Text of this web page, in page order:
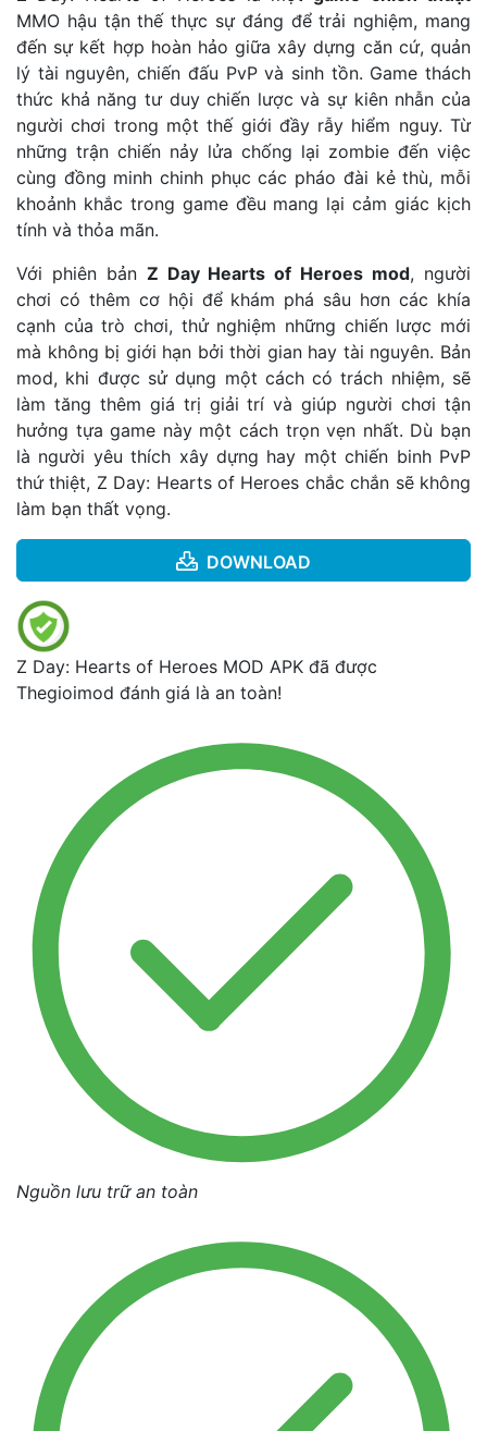
MMO hậu tận thế thực sự đáng để trải nghiệm, mang
đến sự kết hợp hoàn hảo giữa xây dựng căn cứ, quản
lý tài nguyên, chiến đấu PvP và sinh tồn. Game thách
thức khả năng tư duy chiến lược và sự kiên nhẫn của
người chơi trong một thế giới đầy rẫy hiểm nguy. Từ
những trận chiến nảy lửa chống lại zombie đến việc
cùng đồng minh chinh phục các pháo đài kẻ thù, mỗi
khoảnh khắc trong game đều mang lại cảm giác kịch
tính và thỏa mãn.
Với phiên bản Z Day Hearts of Heroes mod, người
chơi có thêm cơ hội để khám phá sâu hơn các khía
cạnh của trò chơi, thử nghiệm những chiến lược mới
mà không bị giới hạn bởi thời gian hay tài nguyên. Bản
mod, khi được sử dụng một cách có trách nhiệm, sẽ
làm tăng thêm giá trị giải trí và giúp người chơi tận
hưởng tựa game này một cách trọn vẹn nhất. Dù bạn
là người yêu thích xây dựng hay một chiến binh PvP
thứ thiệt, Z Day: Hearts of Heroes chắc chắn sẽ không
làm bạn thất vọng.
DOWNLOAD
Z Day: Hearts of Heroes MOD APK đã được
Thegioimod đánh giá là an toàn!
Nguồn lưu trữ an toàn